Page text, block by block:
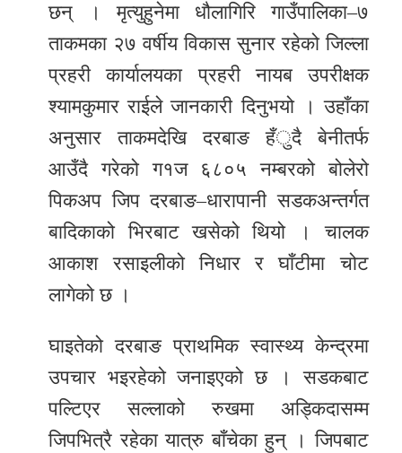
unicode
English
छन् । मृत्युहुनेमा धौलागिरि गाउँपालिका–७
ताकमका २७ वर्षीय विकास सुनार रहेको जिल्ला
प्रहरी कार्यालयका प्रहरी नायब उपरीक्षक
श्यामकुमार राईले जानकारी दिनुभयो । उहाँका
अनुसार ताकमदेखि दरबाङ हँुदै बेनीतर्फ
आउँदै गरेको ग१ज ६८०५ नम्बरको बोलेरो
पिकअप जिप दरबाङ–धारापानी सडकअन्तर्गत
बादिकाको भिरबाट खसेको थियो । चालक
आकाश रसाइलीको निधार र घाँटीमा चोट
लागेको छ ।
घाइतेको दरबाङ प्राथमिक स्वास्थ्य केन्द्रमा
उपचार भइरहेको जनाइएको छ । सडकबाट
पल्टिएर सल्लाको रुखमा अड्किदासम्म
जिपभित्रै रहेका यात्रु बाँचेका हुन् । जिपबाट